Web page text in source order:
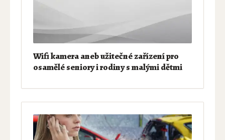
Wifi kamera aneb užitečné zařízení pro
osamělé seniory i rodiny s malými dětmi